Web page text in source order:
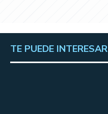
TE PUEDE INTERESAR